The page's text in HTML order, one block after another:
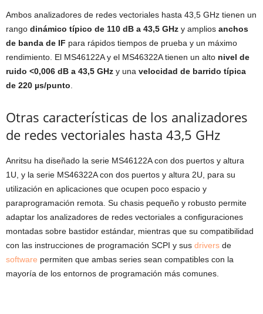
Ambos analizadores de redes vectoriales hasta 43,5 GHz tienen un
rango dinámico típico de 110 dB a 43,5 GHz y amplios anchos
de banda de IF para rápidos tiempos de prueba y un máximo
rendimiento. El MS46122A y el MS46322A tienen un alto nivel de
ruido <0,006 dB a 43,5 GHz y una velocidad de barrido típica
de 220 µs/punto
Otras características de los analizadores
de redes vectoriales hasta 43,5 GHz
Anritsu ha diseñado la serie MS46122A con dos puertos y altura
1U, y la serie MS46322A con dos puertos y altura 2U, para su
utilización en aplicaciones que ocupen poco espacio y
paraprogramación remota. Su chasis pequeño y robusto permite
adaptar los analizadores de redes vectoriales a configuraciones
montadas sobre bastidor estándar, mientras que su compatibilidad
con las instrucciones de programación SCPI y sus drivers de
software permiten que ambas series sean compatibles con la
mayoría de los entornos de programación más comunes.